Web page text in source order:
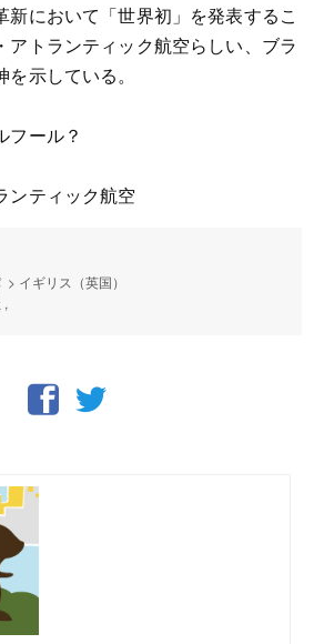
新において「世界初」を発表するこ
アトランティック航空らしい、ブラ
示している。
フール？
ンティック航空
イギリス（英国）
,